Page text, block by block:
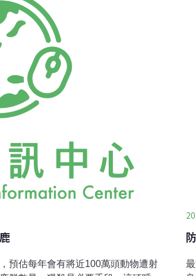
預估每年會有將近100萬頭動物遭射